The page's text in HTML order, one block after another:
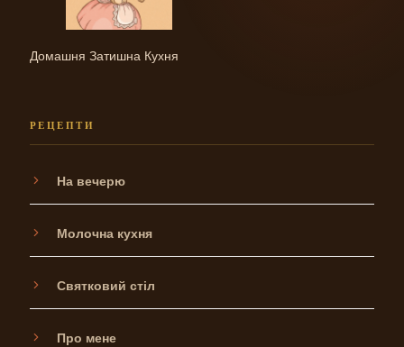
Домашня Затишна Кухня
РЕЦЕПТИ
На вечерю
Молочна кухня
Святковий стіл
Про мене